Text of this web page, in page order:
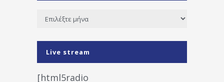
Ιστορικό
Live stream
[html5radio